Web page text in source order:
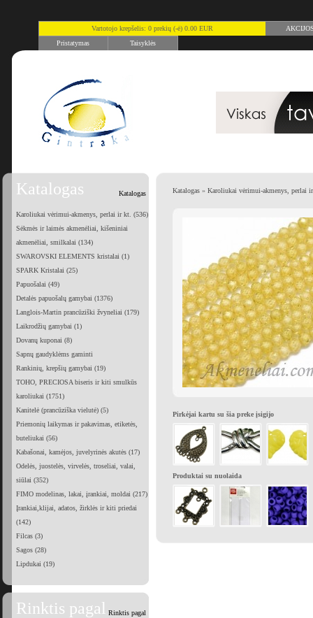
Vartotojo krepšelis: 0 prekių (-ė) 0.00 EUR
Pristatymas
Taisyklės
Katalogas Katalogas
Karoliukai vėrimui-akmenys, perlai ir kt. (536)
Sėkmės ir laimės akmenėliai, kišeniniai
akmenėliai, smilkalai (134)
SWAROVSKI ELEMENTS kristalai (1)
SPARK Kristalai (25)
Papuošalai (49)
Detalės papuošalų gamybai (1376)
Langlois-Martin prancūziški žvyneliai (179)
Laikrodžių gamybai (1)
Dovanų kuponai (8)
Sapnų gaudyklėms gaminti
Rankinių, krepšių gamybai (19)
TOHO, PRECIOSA biseris ir kiti smulkūs
karoliukai (1751)
Kanitelė (prancūziška vielutė) (5)
Priemonių laikymas ir pakavimas, etiketės,
buteliukai (56)
Kabašonai, kamėjos, juvelyrinės akutės (17)
Odelės, juostelės, virvelės, troseliai, valai,
siūlai (352)
FIMO modelinas, lakai, įrankiai, moldai (217)
Įrankiai,klijai, adatos, žirklės ir kiti priedai
(142)
Filcas (3)
Sagos (28)
Lipdukai (19)
Rinktis pagal Rinktis pagal
Katalogas » Karoliukai vėrimui-akmenys, perlai
Pirkėjai kartu su šia preke įsigijo
Produktai su nuolaida